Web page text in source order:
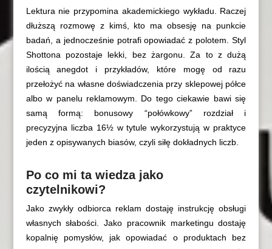
Lektura nie przypomina akademickiego wykładu. Raczej
dłuższą rozmowę z kimś, kto ma obsesję na punkcie
badań, a jednocześnie potrafi opowiadać z polotem. Styl
Shottona pozostaje lekki, bez żargonu. Za to z dużą
ilością anegdot i przykładów, które mogę od razu
przełożyć na własne doświadczenia przy sklepowej półce
albo w panelu reklamowym. Do tego ciekawie bawi się
samą formą: bonusowy “połówkowy” rozdział i
precyzyjna liczba 16½ w tytule wykorzystują w praktyce
jeden z opisywanych biasów, czyli siłę dokładnych liczb.
Po co mi ta wiedza jako
czytelnikowi?
Jako zwykły odbiorca reklam dostaję instrukcję obsługi
własnych słabości. Jako pracownik marketingu dostaję
kopalnię pomysłów, jak opowiadać o produktach bez